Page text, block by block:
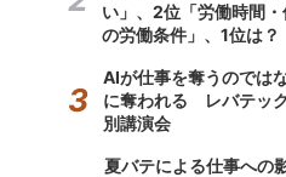
い」、2位「労働時間
の労働条件」、1位は？
AIが仕事を奪うのでは
に奪われる レバテッ
別講演会
夏バテによる仕事へ